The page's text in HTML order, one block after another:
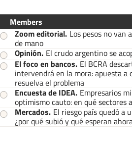
Members
Zoom editorial. Los pesos no van
de mano
Opinión. El crudo argentino se
El foco en bancos. El BCRA
intervendrá en la mora: apuesta
resuelva el problema
Encuesta de IDEA. Empresarios
optimismo cauto: en qué sectores
Mercados. El riesgo país quedó a
¿por qué subió y qué esperan